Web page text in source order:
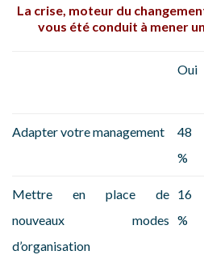
La crise, moteur du
vous été conduit à mener
Oui
Adapter votre management
48
%
Mettre en place de
nouveaux modes
d’organisation
16
%